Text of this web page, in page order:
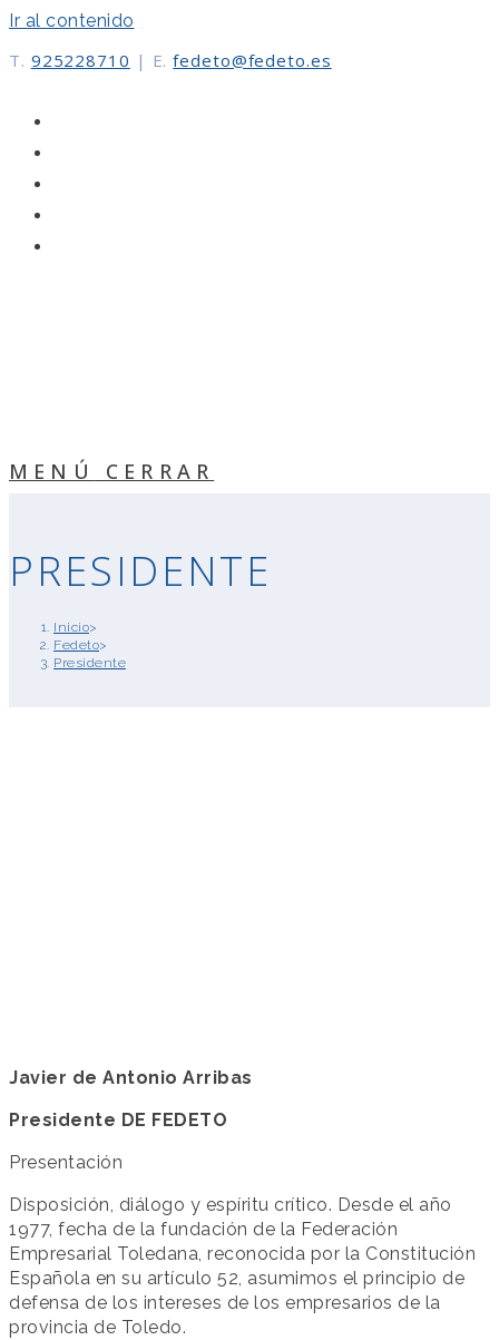
Ir al contenido
T. 925228710 | E. fedeto@fedeto.es
MENÚ CERRAR
PRESIDENTE
Inicio>
Fedeto>
Presidente
Javier de Antonio Arribas
Presidente DE FEDETO
Presentación
Disposición, diálogo y espíritu crítico. Desde el año
1977, fecha de la fundación de la Federación
Empresarial Toledana, reconocida por la Constitución
Española en su artículo 52, asumimos el principio de
defensa de los intereses de los empresarios de la
provincia de Toledo.